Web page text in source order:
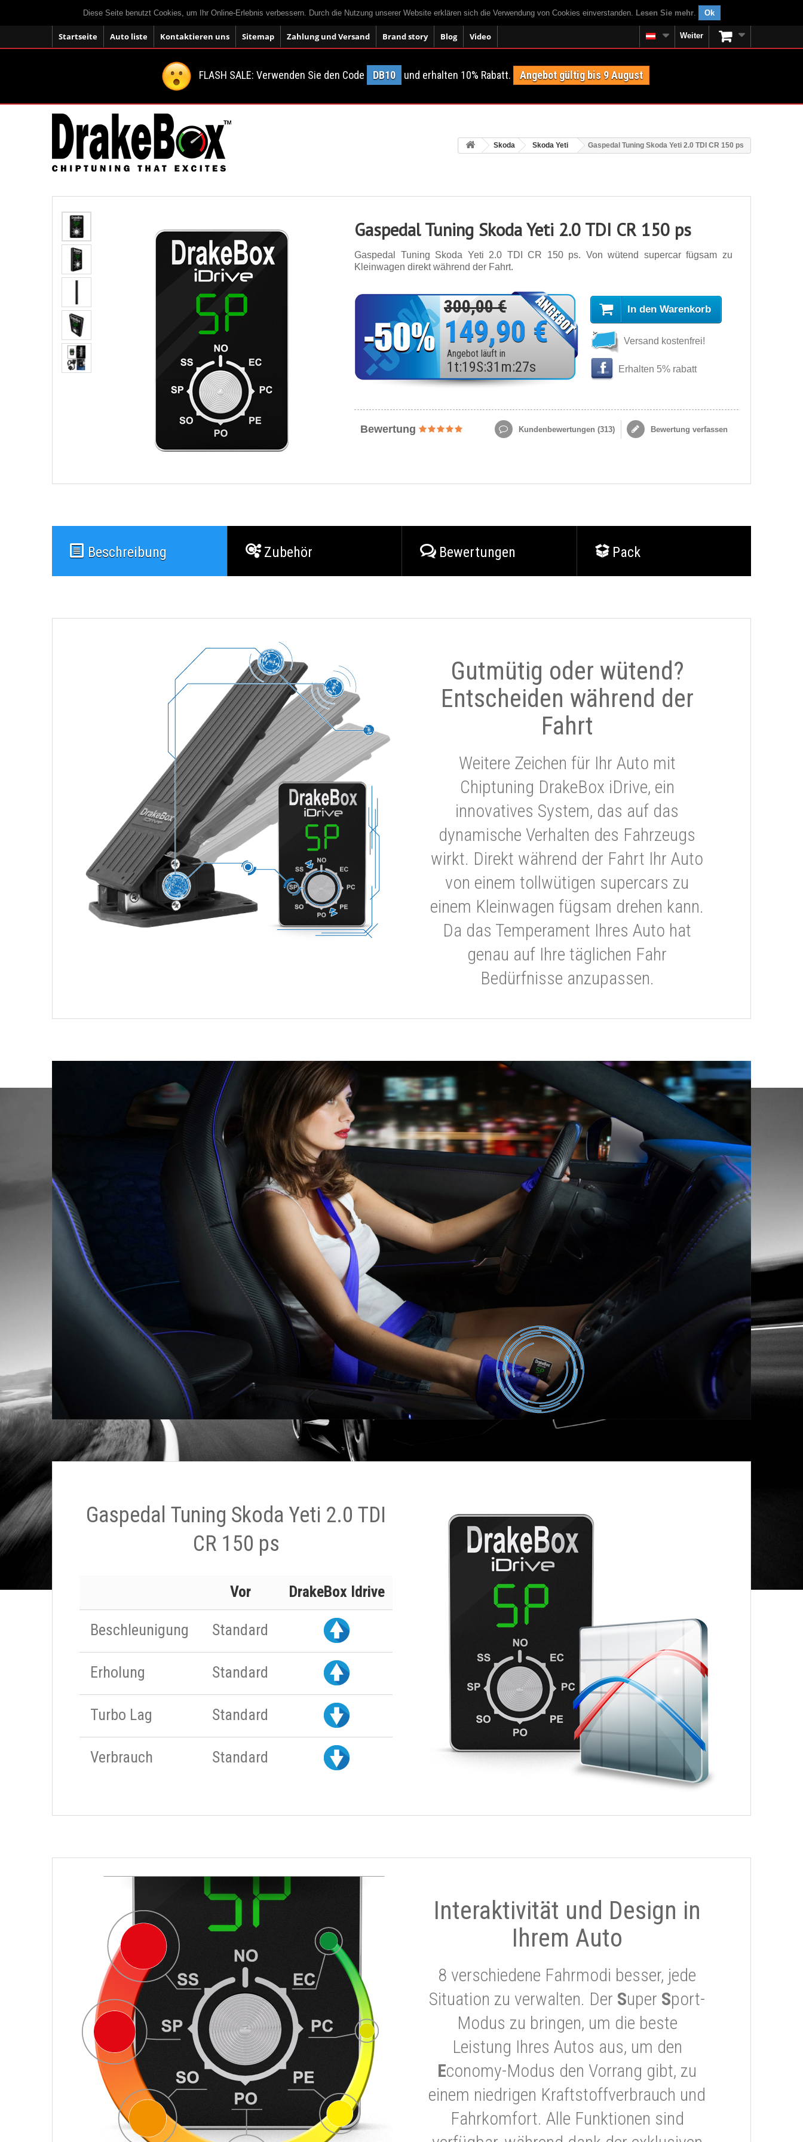
Diese Seite benutzt Cookies, um Ihr Online-Erlebnis verbessern. Durch die Nutzung unserer Website erklären sich die Verwendung von Cookies einverstanden. Lesen Sie mehr. Ok
Startseite Auto liste Kontaktieren uns Sitemap Zahlung und Versand Brand story Blog Video Weiter
FLASH SALE: Verwenden Sie den Code DB10 und erhalten 10% Rabatt. Angebot gültig bis 9 August
Skoda Skoda Yeti Gaspedal Tuning Skoda Yeti 2.0 TDI CR 150 ps
Gaspedal Tuning Skoda Yeti 2.0 TDI CR 150 ps
Gaspedal Tuning Skoda Yeti 2.0 TDI CR 150 ps. Von wütend supercar fügsam zu
Kleinwagen direkt während der Fahrt.
300,00 €
149,90 €
Angebot läuft in
1 t:19S:31 m:25s
In den Warenkorb
Versand kostenfrei!
Erhalten 5% rabatt
Bewertung Kundenbewertungen (313) Bewertung verfassen
Beschreibung Zubehör Bewertungen Pack
Gutmütig oder wütend?
Entscheiden während der
Fahrt
Weitere Zeichen für Ihr Auto mit
Chiptuning DrakeBox iDrive, ein
innovatives System, das auf das
dynamische Verhalten des Fahrzeugs
wirkt. Direkt während der Fahrt Ihr Auto
von einem tollwütigen supercars zu
einem Kleinwagen fügsam drehen kann.
Da das Temperament Ihres Auto hat
genau auf Ihre täglichen Fahr
Bedürfnisse anzupassen.
Gaspedal Tuning Skoda Yeti 2.0 TDI
CR 150 ps
Vor DrakeBox Idrive
Beschleunigung Standard
Erholung Standard
Turbo Lag Standard
Verbrauch Standard
Interaktivität und Design in
Ihrem Auto
8 verschiedene Fahrmodi besser, jede
Situation zu verwalten. Der Super Sport-
Modus zu bringen, um die beste
Leistung Ihres Autos aus, um den
Economy-Modus den Vorrang gibt, zu
einem niedrigen Kraftstoffverbrauch und
Fahrkomfort. Alle Funktionen sind